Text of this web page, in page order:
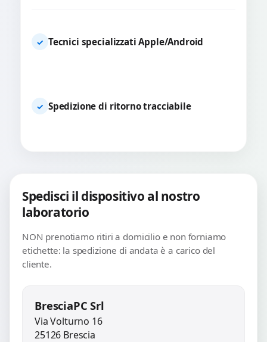
✓ Tecnici specializzati Apple/Android
✓ Spedizione di ritorno tracciabile
Spedisci il dispositivo al nostro
laboratorio
NON prenotiamo ritiri a domicilio e non forniamo
etichette: la spedizione di andata è a carico del
cliente.
BresciaPC Srl
Via Volturno 16
25126 Brescia